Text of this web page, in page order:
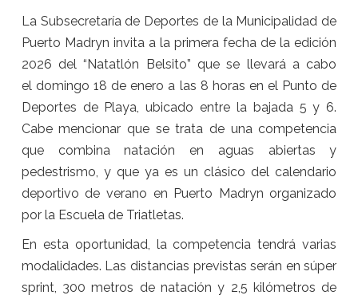
La Subsecretaría de Deportes de la Municipalidad de
Puerto Madryn invita a la primera fecha de la edición
2026 del “Natatlón Belsito” que se llevará a cabo
el domingo 18 de enero a las 8 horas en el Punto de
Deportes de Playa, ubicado entre la bajada 5 y 6.
Cabe mencionar que se trata de una competencia
que combina natación en aguas abiertas y
pedestrismo, y que ya es un clásico del calendario
deportivo de verano en Puerto Madryn organizado
por la Escuela de Triatletas.
En esta oportunidad, la competencia tendrá varias
modalidades. Las distancias previstas serán en súper
sprint, 300 metros de natación y 2,5 kilómetros de